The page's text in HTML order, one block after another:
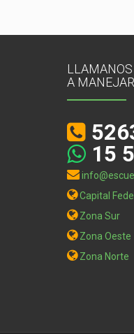
A MANEJAR
15
Capital
Zona Sur
Zona Oeste
Zona Norte